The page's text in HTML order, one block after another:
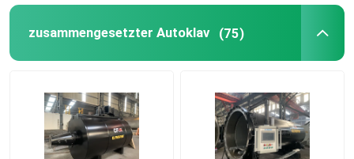
zusammengesetzter Autoklav (75)